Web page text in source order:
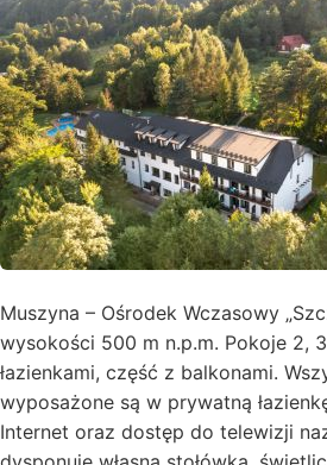
Muszyna – Ośrodek Wczasowy
wysokości 500 m n.p.m. Pokoje 2,
łazienkami, część z balkonami.
wyposażone są w prywatną
Internet oraz dostęp do telewizji